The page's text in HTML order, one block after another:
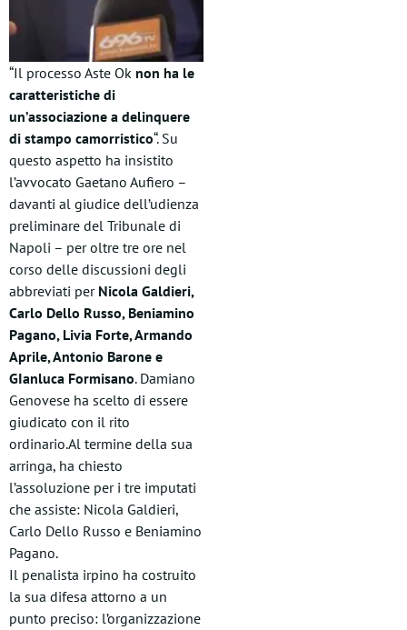
“Il processo Aste Ok non ha le
caratteristiche di
un’associazione a delinquere
di stampo camorristico“. Su
questo aspetto ha insistito
l’avvocato Gaetano Aufiero –
davanti al giudice dell’udienza
preliminare del Tribunale di
Napoli – per oltre tre ore nel
corso delle discussioni degli
abbreviati per Nicola Galdieri,
Carlo Dello Russo, Beniamino
Pagano, Livia Forte, Armando
Aprile, Antonio Barone e
GIanluca Formisano. Damiano
Genovese ha scelto di essere
giudicato con il rito
ordinario.Al termine della sua
arringa, ha chiesto
l’assoluzione per i tre imputati
che assiste: Nicola Galdieri,
Carlo Dello Russo e Beniamino
Pagano.
Il penalista irpino ha costruito
la sua difesa attorno a un
punto preciso: l’organizzazione